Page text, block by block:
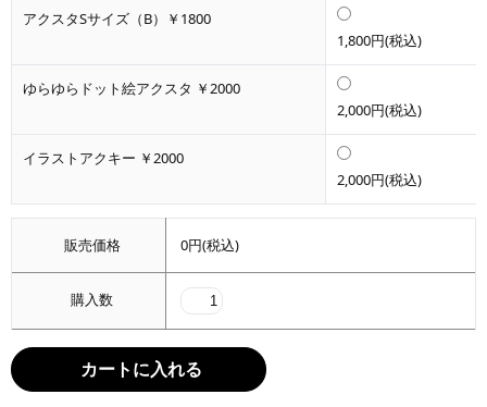
アクスタSサイズ（B）￥1800
1,800円(税込)
ゆらゆらドット絵アクスタ ￥2000
2,000円(税込)
イラストアクキー ￥2000
2,000円(税込)
販売価格 0円(税込)
購入数